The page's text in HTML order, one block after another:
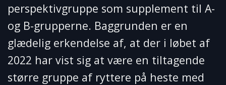
perspektivgruppe som supplement til A-
og B-grupperne. Baggrunden er en
glædelig erkendelse af, at der i løbet af
2022 har vist sig at være en tiltagende
større gruppe af ryttere på heste med